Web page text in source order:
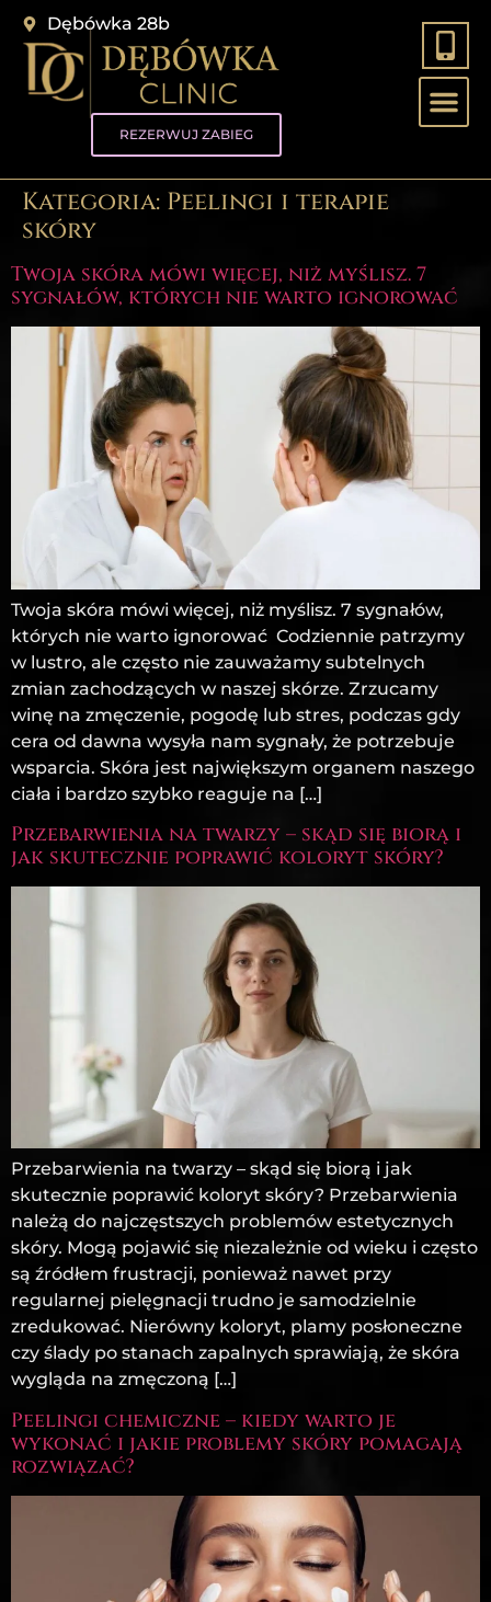
Dębówka 28b
REZERWUJ ZABIEG
Kategoria: Peelingi i terapie
skóry
Twoja skóra mówi więcej, niż myślisz. 7
sygnałów, których nie warto ignorować
Twoja skóra mówi więcej, niż myślisz. 7 sygnałów,
których nie warto ignorować Codziennie patrzymy
w lustro, ale często nie zauważamy subtelnych
zmian zachodzących w naszej skórze. Zrzucamy
winę na zmęczenie, pogodę lub stres, podczas gdy
cera od dawna wysyła nam sygnały, że potrzebuje
wsparcia. Skóra jest największym organem naszego
ciała i bardzo szybko reaguje na […]
Przebarwienia na twarzy – skąd się biorą i
jak skutecznie poprawić koloryt skóry?
Przebarwienia na twarzy – skąd się biorą i jak
skutecznie poprawić koloryt skóry? Przebarwienia
należą do najczęstszych problemów estetycznych
skóry. Mogą pojawić się niezależnie od wieku i często
są źródłem frustracji, ponieważ nawet przy
regularnej pielęgnacji trudno je samodzielnie
zredukować. Nierówny koloryt, plamy posłoneczne
czy ślady po stanach zapalnych sprawiają, że skóra
wygląda na zmęczoną […]
Peelingi chemiczne – kiedy warto je
wykonać i jakie problemy skóry pomagają
rozwiązać?